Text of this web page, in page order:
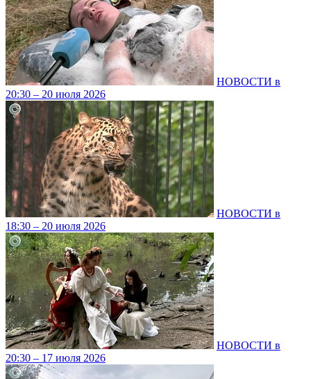
НОВОСТИ в
20:30 – 20 июля 2026
НОВОСТИ в
18:30 – 20 июля 2026
НОВОСТИ в
20:30 – 17 июля 2026